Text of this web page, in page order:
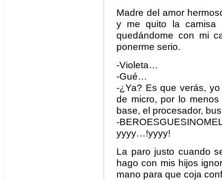
Madre del amor
y me quito la camisa
quedándome con mi
ponerme serio.
-Violeta…
-Gué…
-¿Ya? Es que verás,
de micro, por lo
base, el procesador,
-
yyyy…!yyyy!
La paro justo cuando
hago con mis hijos
mano para que coja